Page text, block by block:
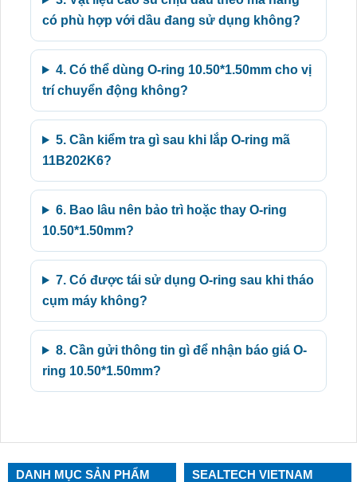
DANH MỤC SẢN PHẨM
có phù hợp với dầu đang sử dụng không?
4. Có thể dùng O-ring 10.50*1.50mm cho vị
trí chuyển động không?
5. Cần kiểm tra gì sau khi lắp O-ring mã
11B202K6?
6. Bao lâu nên bảo trì hoặc thay O-ring
10.50*1.50mm?
7. Có được tái sử dụng O-ring sau khi tháo
cụm máy không?
8. Cần gửi thông tin gì để nhận báo giá O-
ring 10.50*1.50mm?
SEALTECH VIETNAM